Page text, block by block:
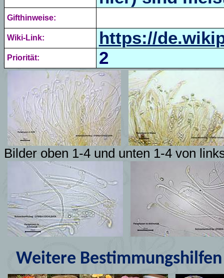
Gifthinweise:
Wiki-Link: https://
Priorität: 2
Bilder oben 1-4 und unten 1-4 von
Weitere